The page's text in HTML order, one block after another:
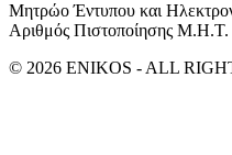
Μητρώο Έντυπου και
Αριθμός Πιστοποίησης
© 2026 ENIKOS - ALL